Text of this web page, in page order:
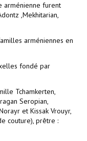
arménienne furent
,Mekhitarian,
arméniennes en
fondé par
Tchamkerten,
Seropian,
et Kissak Vrouyr,
couture), prêtre :